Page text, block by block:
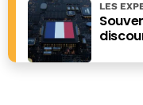
LES